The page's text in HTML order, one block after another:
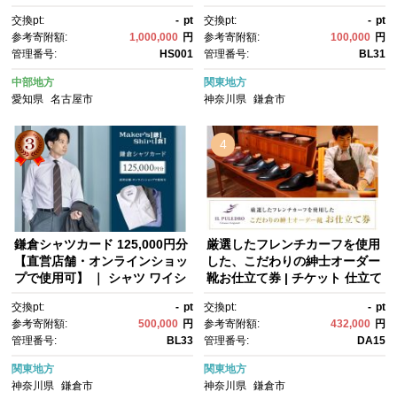
交換pt: - pt
参考寄附額:
1,000,000 円
管理番号:
HS001
中部地方
愛知県
名古屋市
気 おすすめ ギフトカード 紳士
服 レディースシャツ カジュア
ルシャツ ビジネスシャツ 贈答
用 送料無料 神奈川 鎌倉
交換pt: - pt
参考寄附額:
100,000 円
管理番号:
BL31
関東地方
神奈川県 鎌倉市
鎌倉シャツカード 125,000円分
【直営店舗・オンラインショッ
プで使用可】 ｜ シャツ ワイシ
気 おすすめ ギフトカード 紳士
服 レディースシャツ カジュア
ルシャツ ビジネスシャツ 贈答
用 送料無料 神奈川 鎌倉
交換pt: - pt
参考寄附額:
500,000 円
管理番号:
BL33
関東地方
神奈川県
鎌倉市
4
厳選したフレンチカーフを使用
した、こだわりの紳士オーダー
靴お仕立て券 | チケット 仕立て
ズ 紳士靴 ビジネスシューズ オ
ーダーメイド おしゃれ 送料無
料 神奈川 鎌倉
交換pt: - pt
参考寄附額:
432,000 円
管理番号:
DA15
関東地方
神奈川県 鎌倉市